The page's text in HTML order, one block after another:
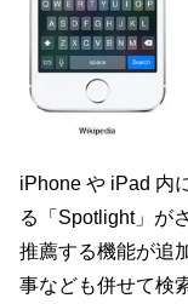
iPhone や iPad 内
る「Spotlight」が
推薦する機能が追
事なども併せて検